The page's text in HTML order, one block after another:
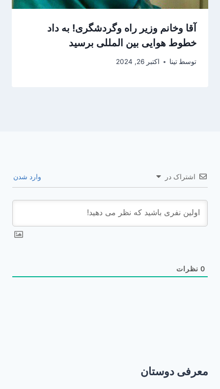
آقا وخانم وزیر راه وگردشگری! به داد
خطوط هوایی بین المللی برسید
توسط تینا اکتبر 26, 2024
اشتراک در وارد شدن
0 نظرات
معرفی دوستان